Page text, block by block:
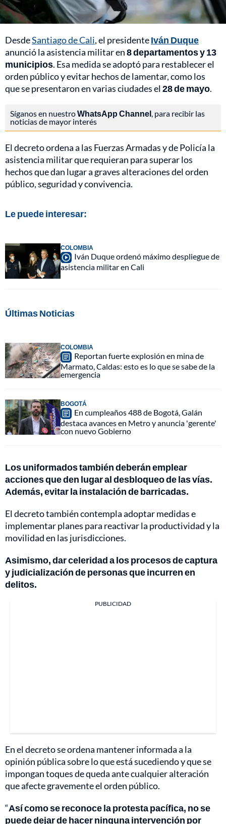
DesdeSantiago de Cali, el presidenteIván Duque
anunció la asistencia militar en8 departamentos y 13
municipios. Esa medida se adoptó para restablecer el
orden público y evitar hechos de lamentar, como los
que se presentaron en varias ciudades el28 de mayo.
Síganos en nuestroWhatsApp Channel , para recibir las
noticias de mayor interés
El decreto ordena a las Fuerzas Armadas y de Policía la
asistencia militar que requieran para superar los
hechos que dan lugar a graves alteraciones del orden
público, seguridad y convivencia.
Le puede interesar:
COLOMBIA
Iván Duque ordenó máximo despliegue de
asistencia militar en Cali
Últimas Noticias
COLOMBIA
Reportan fuerte explosión en mina de
Marmato, Caldas: esto es lo que se sabe de la
emergencia
BOGOTÁ
En cumpleaños 488 de Bogotá, Galán
destaca avances en Metro y anuncia 'gerente'
con nuevo Gobierno
Los uniformados también deberán emplear
acciones que den lugar al desbloqueo de las vías.
Además, evitar la instalación de barricadas.
El decreto también contempla adoptar medidas e
implementar planes para reactivar la productividad y la
movilidad en las jurisdicciones.
Asimismo, dar celeridad a los procesos de captura
y judicialización de personas que incurren en
delitos.
PUBLICIDAD
En el decreto se ordena mantener informada a la
opinión pública sobre lo que está sucediendo y que se
impongan toques de queda ante cualquier alteración
que afecte gravemente el orden público.
“Así como se reconoce la protesta pacífica, no se
puede dejar de hacer ninguna intervención por